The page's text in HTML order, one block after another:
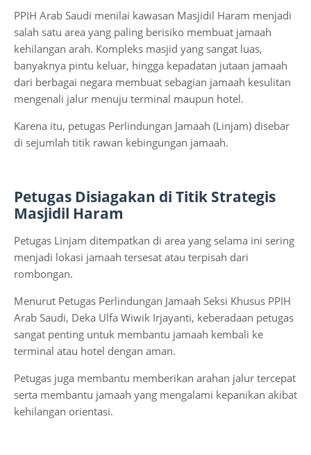
PPIH Arab Saudi menilai kawasan Masjidil Haram menjadi
salah satu area yang paling berisiko membuat jamaah
kehilangan arah. Kompleks masjid yang sangat luas,
banyaknya pintu keluar, hingga kepadatan jutaan jamaah
dari berbagai negara membuat sebagian jamaah kesulitan
mengenali jalur menuju terminal maupun hotel.
Karena itu, petugas Perlindungan Jamaah (Linjam) disebar
di sejumlah titik rawan kebingungan jamaah.
Petugas Disiagakan di Titik Strategis
Masjidil Haram
Petugas Linjam ditempatkan di area yang selama ini sering
menjadi lokasi jamaah tersesat atau terpisah dari
rombongan.
Menurut Petugas Perlindungan Jamaah Seksi Khusus PPIH
Arab Saudi, Deka Ulfa Wiwik Irjayanti, keberadaan petugas
sangat penting untuk membantu jamaah kembali ke
terminal atau hotel dengan aman.
Petugas juga membantu memberikan arahan jalur tercepat
serta membantu jamaah yang mengalami kepanikan akibat
kehilangan orientasi.